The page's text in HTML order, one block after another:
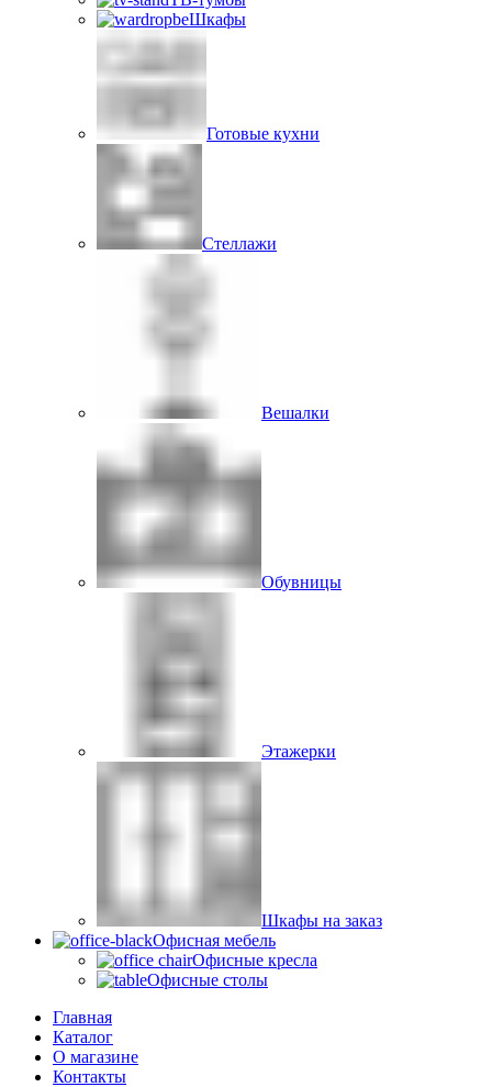
Шкафы
Готовые кухни
Стеллажи
Вешалки
Обувницы
Этажерки
Шкафы на заказ
Офисная мебель
Офисные кресла
Офисные столы
Главная
Каталог
О магазине
Контакты